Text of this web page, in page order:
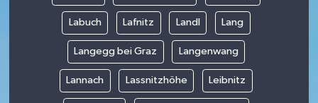
Labuch Lafnitz Landl Lang
Langegg bei Graz Langenwang
Lannach Lassnitzhöhe Leibnitz